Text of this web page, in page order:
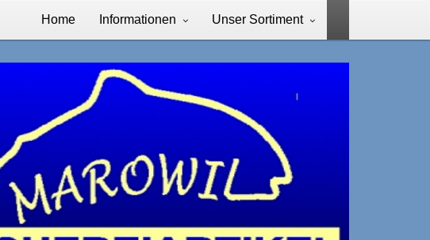
Home Informationen Unser Sortiment